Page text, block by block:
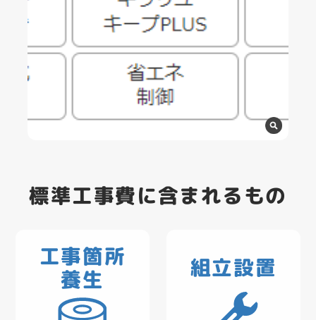
標準工事費に含まれるもの
工事箇所
養生
組立設置